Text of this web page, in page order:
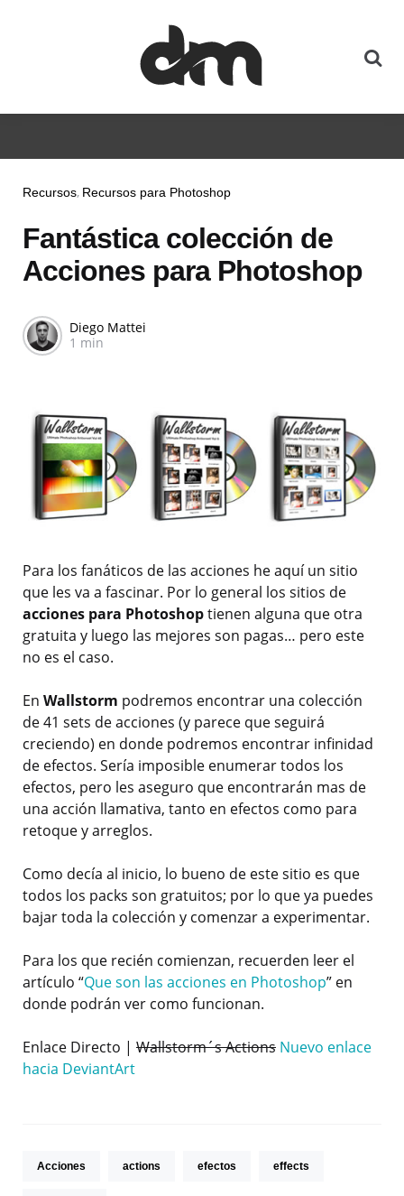
Recursos Recursos para Photoshop
Fantástica colección de
Acciones para Photoshop
Diego Mattei
1 min
Para los fanáticos de las acciones he aquí un sitio
que les va a fascinar. Por lo general los sitios de
acciones para Photoshoptienen alguna que otra
gratuita y luego las mejores son pagas… pero este
no es el caso.
En Wallstorm podremos encontrar una colección
de 41 sets de acciones (y parece que seguirá
creciendo) en donde podremos encontrar infinidad
de efectos. Sería imposible enumerar todos los
efectos, pero les aseguro que encontrarán mas de
una acción llamativa, tanto en efectos como para
retoque y arreglos.
Como decía al inicio, lo bueno de este sitio es que
todos los packs son gratuitos; por lo que ya puedes
bajar toda la colección y comenzar a experimentar.
Para los que recién comienzan, recuerden leer el
artículo “Que son las acciones en Photoshop” en
donde podrán ver como funcionan.
Enlace Directo | Wallstorm´s Actions Nuevo enlace
hacia DeviantArt
Acciones actions efectos effects